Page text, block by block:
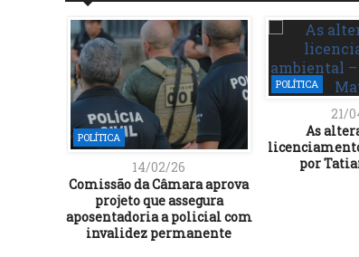
POLÍTICA
14/02/26
Comissão da Câmara aprova
projeto que assegura
aposentadoria a policial com
invalidez permanente
POLÍTICA
21/
As
por